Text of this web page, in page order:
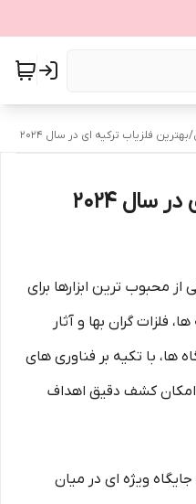
/بهترین فلزیاب ترکیه ای در سال 2024
سال 2024
محبوب ترین ابزارها برای
فلزات گران بها و آثار
ها، با تکیه بر فناوری های
امکان کشف دقیق اهداف
ای جایگاه ویژه ای در میان